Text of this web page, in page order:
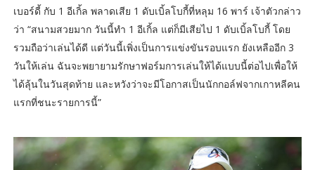
เบอร์ดี้ กับ 1 อีเกิ้ล พลาดเสีย 1 ดับเบิ้ลโบกี้ที่หลุม 16 พาร์ เจ้าตัวกล่าว
ว่า “สนามสวยมาก วันนี้ทำ 1 อีเกิ้ล แต่ก็มีเสียไป 1 ดับเบิ้ลโบกี้ โดย
รวมถือว่าเล่นได้ดี แต่วันนี้เพิ่งเป็นการแข่งขันรอบแรก ยังเหลืออีก 3
วันให้เล่น ฉันจะพยายามรักษาฟอร์มการเล่นให้ได้แบบนี้ต่อไปเพื่อให้
ได้ลุ้นในวันสุดท้าย และหวังว่าจะมีโอกาสเป็นนักกอล์ฟจากเกาหลีคน
แรกที่ชนะรายการนี้”